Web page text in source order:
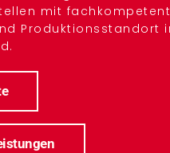
mit
Produktionsstandort